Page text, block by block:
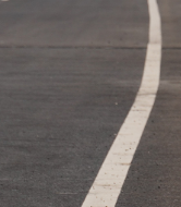
В Первом
обновили
оснастили
манекенами. В
лаборатория для
кофемашинами и
занимаются
Ситора Даргель,
событийному